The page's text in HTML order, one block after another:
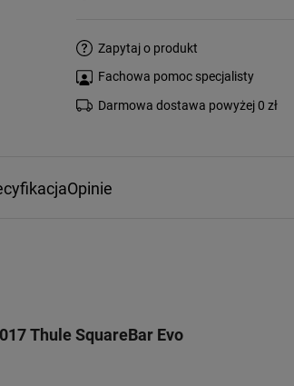
Zapytaj o produkt
Fachowa pomoc specjalisty
Darmowa dostawa powyżej 0 zł
Opinie
Thule SquareBar Evo